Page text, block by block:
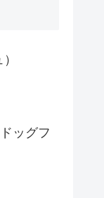
ッグフ